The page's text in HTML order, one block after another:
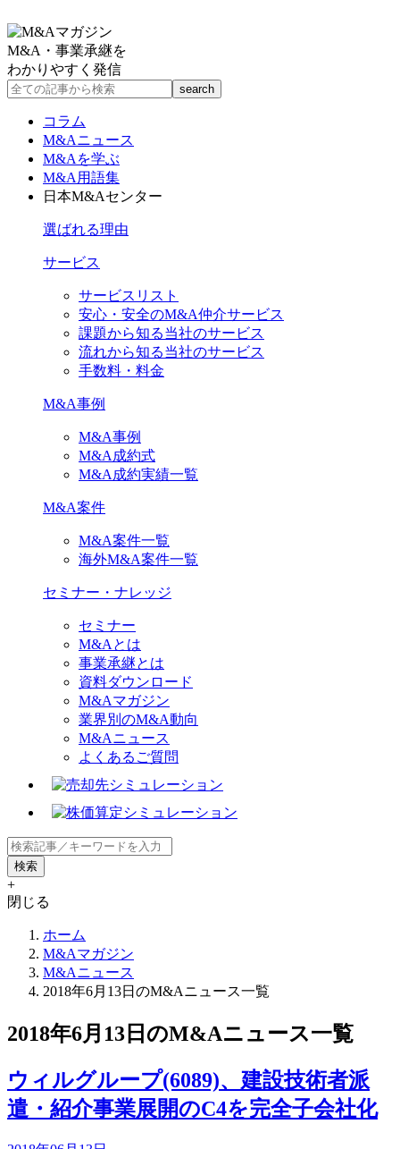
M&A・事業承継を
わかりやすく発信
コラム
M&Aニュース
M&Aを学ぶ
M&A用語集
日本M&Aセンター
選ばれる理由
サービス
サービスリスト
安心・安全のM&A仲介サービス
課題から知る当社のサービス
流れから知る当社のサービス
手数料・料金
M&A事例
M&A事例
M&A成約式
M&A成約実績一覧
M&A案件
M&A案件一覧
海外M&A案件一覧
セミナー・ナレッジ
セミナー
M&Aとは
事業承継とは
資料ダウンロード
M&Aマガジン
業界別のM&A動向
M&Aニュース
よくあるご質問
+
閉じる
ホーム
M&Aマガジン
M&Aニュース
2018年6月13日のM&Aニュース一覧
2018年6月13日のM&Aニュース一覧
ウィルグループ(6089)、建設技術者派
遣・紹介事業展開のC4を完全子会社化